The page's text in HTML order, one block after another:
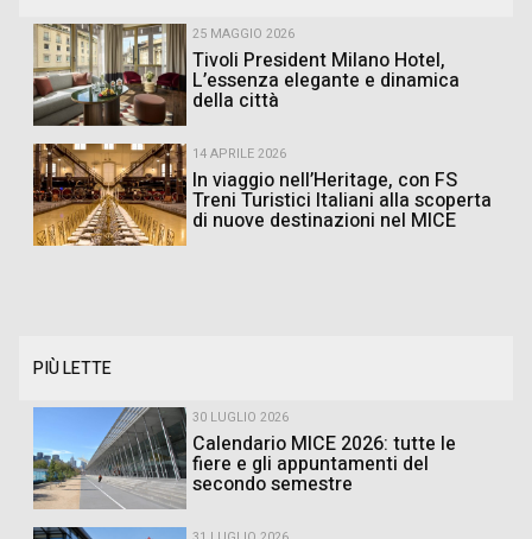
25 MAGGIO 2026
Tivoli President Milano Hotel,
L’essenza elegante e dinamica
della città
14 APRILE 2026
In viaggio nell’Heritage, con FS
Treni Turistici Italiani alla scoperta
di nuove destinazioni nel MICE
PIÙ LETTE
30 LUGLIO 2026
Calendario MICE 2026: tutte le
fiere e gli appuntamenti del
secondo semestre